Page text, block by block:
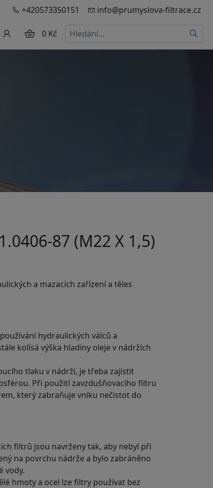
+420573350151 info@prumyslova-filtrace.cz
0 Kč Hledat
87 (M22 X 1,5)
a mazacích zařízení a těles
hydraulických válců a
kolísá výška hladiny oleje v nádržích
tlaku v nádrži, je třeba zajistit
Při použití zavzdušňovacího filtru
který zabraňuje vniku nečistot do
filtrů jsou navrženy tak, aby nebyl při
na povrchu nádrže a bylo zabráněno
vody.
hmoty a ocel lze filtry používat bez